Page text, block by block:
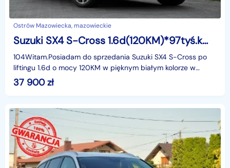
Ostrów Mazowiecka, mazowieckie
Suzuki SX4 S-Cross 1.6d(120KM)*97tyś.km*Xenon*Led*Panorama*Skóry*Keyless Go*Alu17"ASO
104Witam.Posiadam do sprzedania Suzuki SX4 S-Cross po
liftingu 1.6d o mocy 120KM w pięknym białym kolorze w
bogatej wersji wyposażenia i z rewelacyjnym Silnikie
37 900zł